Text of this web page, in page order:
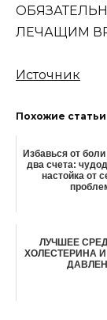
ЛЕЧАЩИМ
Источник
Похожие
Избавься от
два счета:
настойка от
ЛУЧШЕЕ
ХОЛЕСТЕРИНА